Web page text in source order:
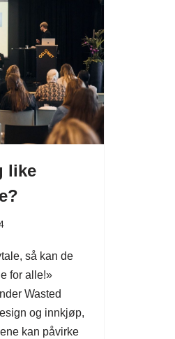
like
så kan de
for alle!»
Wasted
og innkjøp,
kan påvirke